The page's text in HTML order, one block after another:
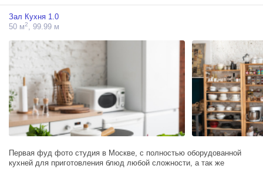
Зал Кухня 1.0
50 м2, 99.99 м
Первая фуд фото студия в Москве, с полностью оборудованной
кухней для приготовления блюд любой сложности, а так же